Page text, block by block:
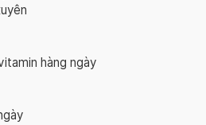
hàng ngày